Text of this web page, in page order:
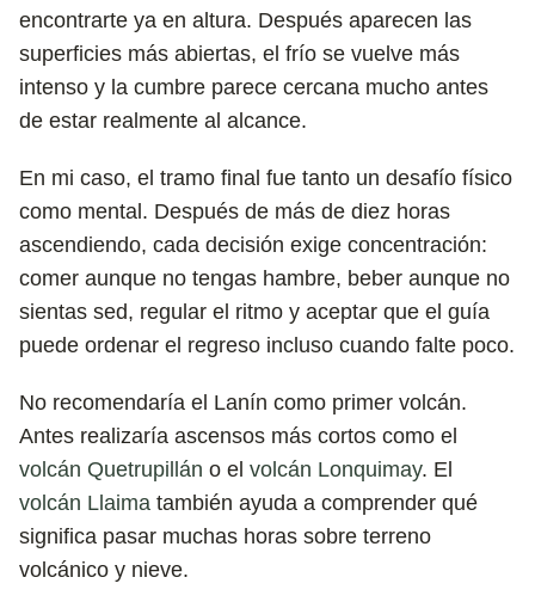
encontrarte ya en altura. Después aparecen las
superficies más abiertas, el frío se vuelve más
intenso y la cumbre parece cercana mucho antes
de estar realmente al alcance.
En mi caso, el tramo final fue tanto un desafío físico
como mental. Después de más de diez horas
ascendiendo, cada decisión exige concentración:
comer aunque no tengas hambre, beber aunque no
sientas sed, regular el ritmo y aceptar que el guía
puede ordenar el regreso incluso cuando falte poco.
No recomendaría el Lanín como primer volcán.
Antes realizaría ascensos más cortos como el
volcán Quetrupillán o el volcán Lonquimay. El
volcán Llaima también ayuda a comprender qué
significa pasar muchas horas sobre terreno
volcánico y nieve.